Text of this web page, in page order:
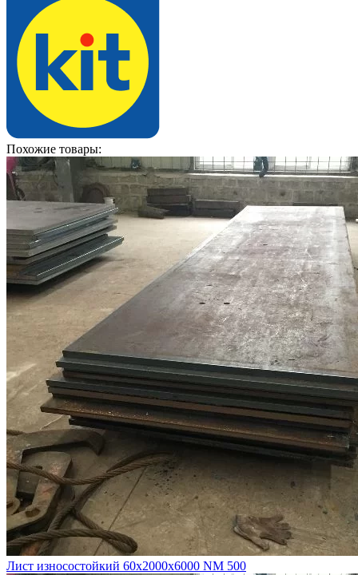
Похожие товары:
Лист износостойкий 60х2000х6000 NM 500